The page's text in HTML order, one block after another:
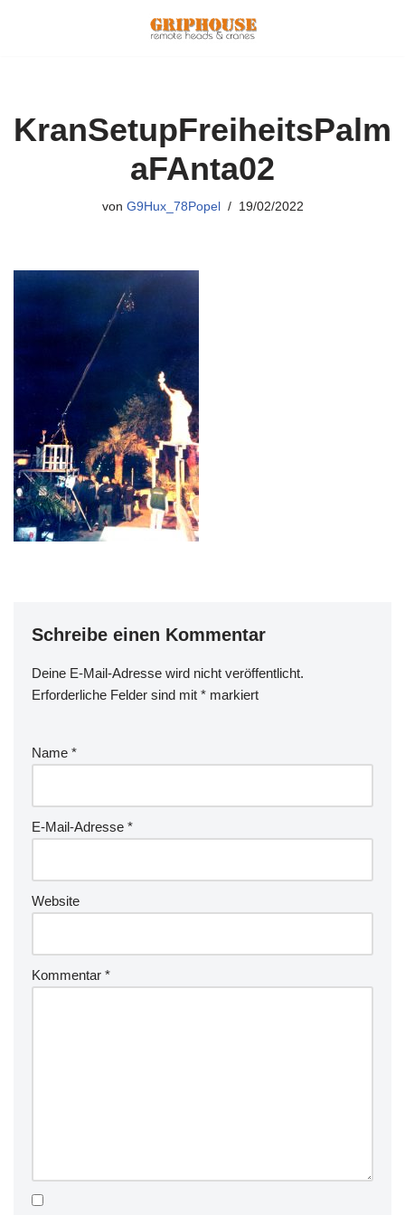
KranSetupFreiheitsPalm
aFAnta02
von G9Hux_78Popel 19/02/2022
Schreibe einen Kommentar
Deine E-Mail-Adresse wird nicht veröffentlicht.
Erforderliche Felder sind mit * markiert
Name *
E-Mail-Adresse *
Website
Kommentar *